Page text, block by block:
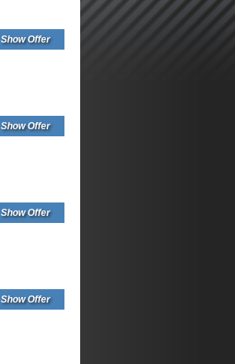
Show Offer
Show Offer
Show Offer
Show Offer